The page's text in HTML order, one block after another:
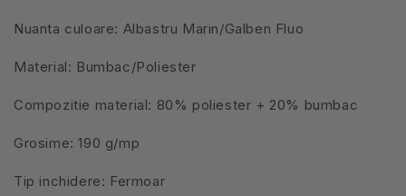
Nuanta culoare: Albastru Marin/Galben Fluo
Material: Bumbac/Poliester
Compozitie material: 80% poliester + 20% bumbac
Grosime: 190 g/mp
Tip inchidere: Fermoar